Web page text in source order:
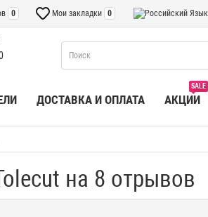
Язык
Мои закладки 0
0
ДОСТАВКА И ОПЛАТА
SALE
АКЦИИ
на 8 отрывов